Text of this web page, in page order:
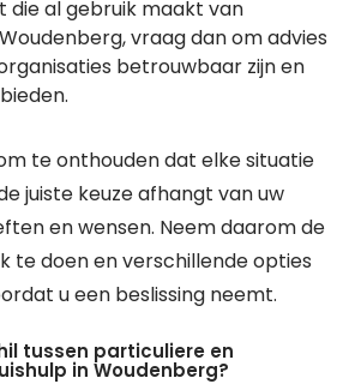
die al gebruik maakt van
vraag dan om advies
betrouwbaar zijn en
te onthouden dat elke situatie
juiste keuze afhangt van uw
en wensen. Neem daarom de
te doen en verschillende opties
u een beslissing neemt.
tussen particuliere en
in Woudenberg?